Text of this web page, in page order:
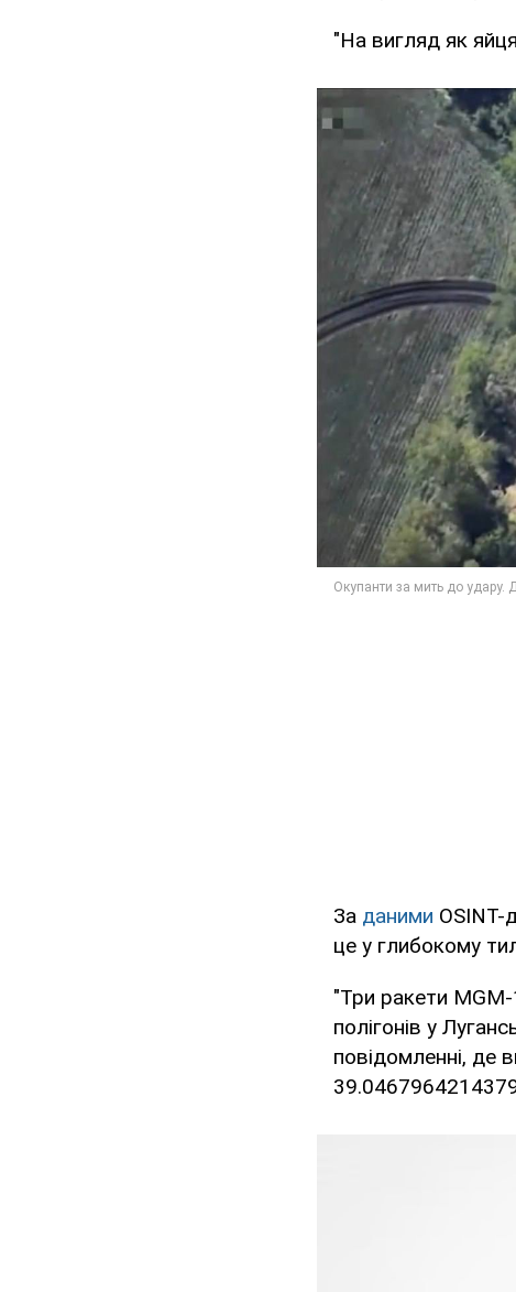
"На вигляд як
За даними OSINT-
це у глибокому
"Три ракети
полігонів у
повідомленні, де